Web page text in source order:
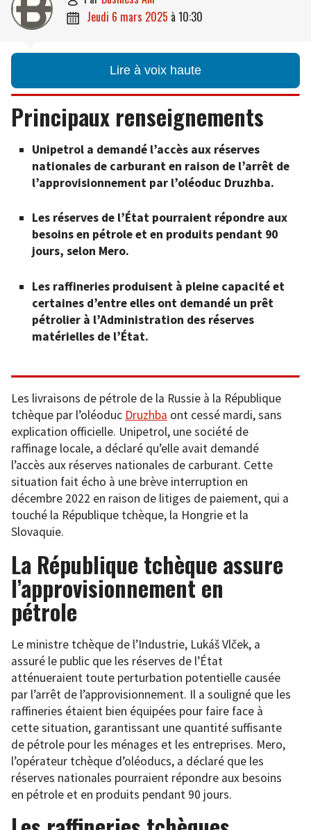
 jeudi 6 mars 2025 à 10:30
Lire à voix haute
Principaux renseignements
Unipetrol a demandé l’accès aux réserves
nationales de carburant en raison de l’arrêt de
l’approvisionnement par l’oléoduc Druzhba.
Les réserves de l’État pourraient répondre aux
besoins en pétrole et en produits pendant 90
jours, selon Mero.
Les raffineries produisent à pleine capacité et
certaines d’entre elles ont demandé un prêt
pétrolier à l’Administration des réserves
matérielles de l’État.
Les livraisons de pétrole de la Russie à la République
tchèque par l’oléoduc Druzhba ont cessé mardi, sans
explication officielle. Unipetrol, une société de
raffinage locale, a déclaré qu’elle avait demandé
l’accès aux réserves nationales de carburant. Cette
situation fait écho à une brève interruption en
décembre 2022 en raison de litiges de paiement, qui a
touché la République tchèque, la Hongrie et la
Slovaquie.
La République tchèque assure
l’approvisionnement en
pétrole
Le ministre tchèque de l’Industrie, Lukáš Vlček, a
assuré le public que les réserves de l’État
atténueraient toute perturbation potentielle causée
par l’arrêt de l’approvisionnement. Il a souligné que les
raffineries étaient bien équipées pour faire face à
cette situation, garantissant une quantité suffisante
de pétrole pour les ménages et les entreprises. Mero,
l’opérateur tchèque d’oléoducs, a déclaré que les
réserves nationales pourraient répondre aux besoins
en pétrole et en produits pendant 90 jours.